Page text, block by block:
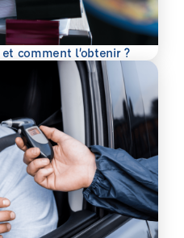
comment l’obtenir ?